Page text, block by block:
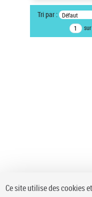
Type de notice
Tri par : Défaut
Ce site utilise des cookies